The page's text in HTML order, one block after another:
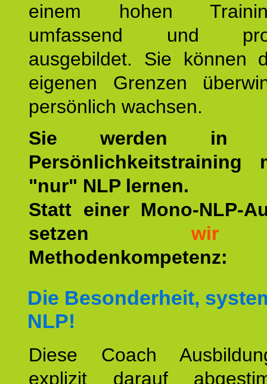
einem hohen
umfassend und
ausgebildet. Sie können
eigenen Grenzen
persönlich wachsen.
Sie werden in
Persönlichkeitstraining
"nur" NLP lernen.
Statt einer Mono-NLP-
setzen wir
Methodenkompetenz:
Die Besonderheit,
NLP!
Diese Coach
explizit darauf